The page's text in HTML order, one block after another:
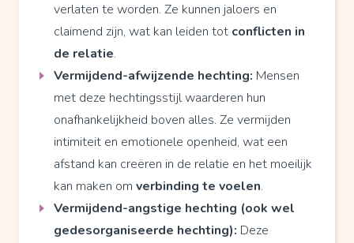
verlaten te worden. Ze kunnen jaloers en
claimend zijn, wat kan leiden tot conflicten in
de relatie.
Vermijdend-afwijzende hechting: Mensen
met deze hechtingsstijl waarderen hun
onafhankelijkheid boven alles. Ze vermijden
intimiteit en emotionele openheid, wat een
afstand kan creëren in de relatie en het moeilijk
kan maken om verbinding te voelen.
Vermijdend-angstige hechting (ook wel
gedesorganiseerde hechting): Deze